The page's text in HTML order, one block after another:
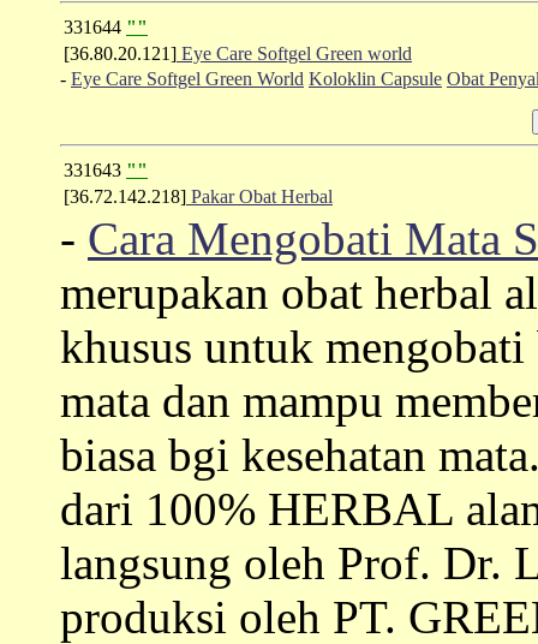
331644 ""
[36.80.20.121] Eye Care Softgel Green world
- Eye Care Softgel Green World Koloklin Capsule Obat
331643 ""
[36.72.142.218] Pakar Obat Herbal
- Cara Mengobati Mata
merupakan obat herbal
khusus untuk
mata dan mampu
biasa bgi kesehatan
dari 100% HERBAL
langsung oleh Prof. Dr.
produksi oleh PT.